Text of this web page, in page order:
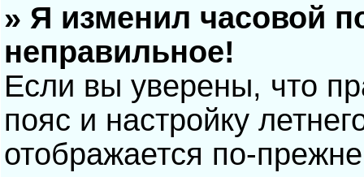
» Я изменил часовой
неправильное!
Если вы уверены, что
пояс и настройку
отображается по-